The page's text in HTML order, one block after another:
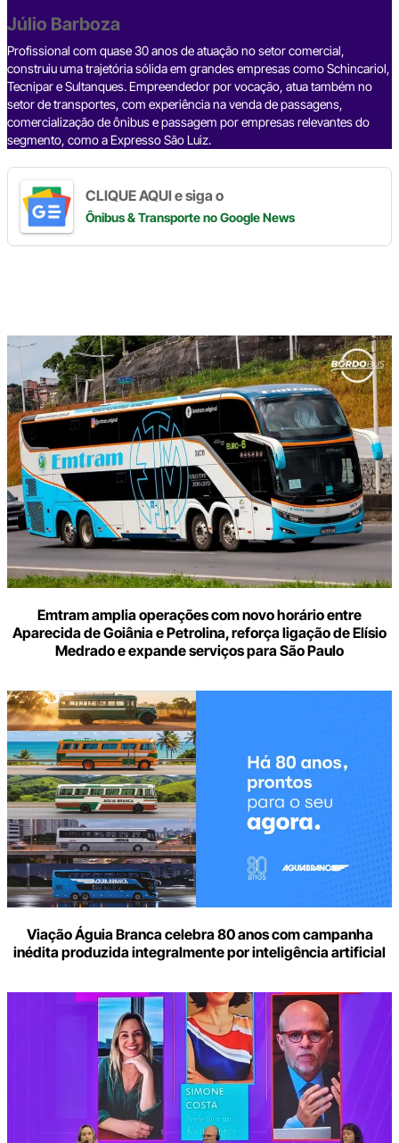
o
o
k
d
s
d
I
n
a
m
p
p
n
k
Júlio Barboza
Profissional com quase 30 anos de atuação no setor comercial,
construiu uma trajetória sólida em grandes empresas como Schincariol,
Tecnipar e Sultanques. Empreendedor por vocação, atua também no
setor de transportes, com experiência na venda de passagens,
comercialização de ônibus e passagem por empresas relevantes do
segmento, como a Expresso São Luiz.
CLIQUE AQUI e siga o
Ônibus & Transporteno Google News
Emtram amplia operações com novo horário entre
Aparecida de Goiânia e Petrolina, reforça ligação de Elísio
Medrado e expande serviços para São Paulo
Viação Águia Branca celebra 80 anos com campanha
inédita produzida integralmente por inteligência artificial
Digite
seu
e-
mail